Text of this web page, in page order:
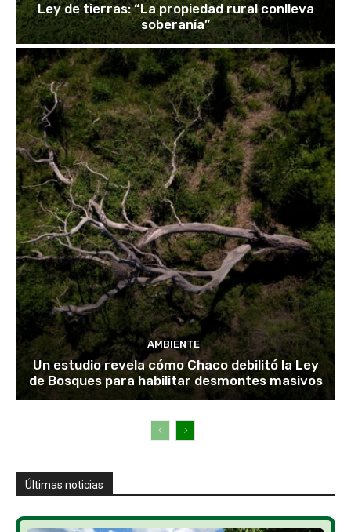
Ley de tierras: “La propiedad rural conlleva
soberanía”
AMBIENTE
Un estudio revela cómo Chaco debilitó la Ley
de Bosques para habilitar desmontes masivos
Últimas noticias